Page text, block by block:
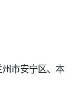
市安宁区、本